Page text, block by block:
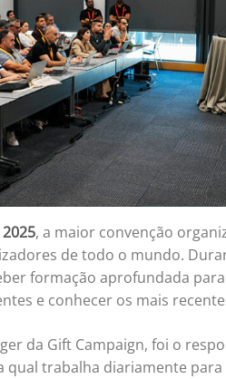
, a maior convenção
de todo o mundo.
formação aprofundada
e conhecer os mais
da Gift Campaign, foi o
trabalha diariamente